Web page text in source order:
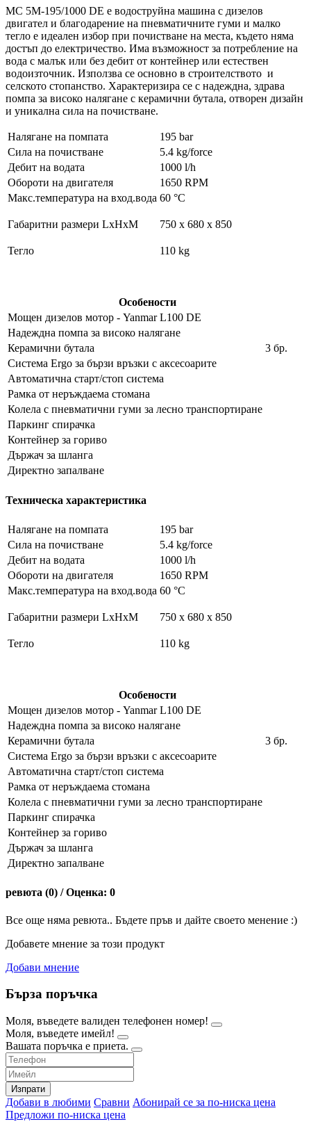
MC 5M-195/1000 DE e водоструйна машина с дизелов
двигател и благодарение на пневматичните гуми и малко
тегло е идеален избор при почистване на места, където няма
достъп до електричество. Има възможност за потребление на
вода с малък или без дебит от контейнер или естествен
водоизточник. Използва се основно в строителството и
селското стопанство. Характеризира се с надеждна, здрава
помпа за високо налягане с керамични бутала, отворен дизайн
и уникална сила на почистване.
Налягане на помпата
195 bar
Сила на почистване
5.4 kg/force
Дебит на водата
1000 l/h
Обороти на двигателя
1650 RPM
Макс.температура на вход.вода 60 °C
Габаритни размери LxHxM 750 x 680 x 850
Тегло 110 kg
Особености
Мощен дизелов мотор - Yanmar L100 DE
Надеждна помпа за високо налягане
Керамични бутала
3 бр.
Система Ergo за бързи връзки с аксесоарите
Автоматична старт/стоп система
Рамка от неръждаема стомана
Колела с пневматични гуми за лесно транспортиране
Паркинг спирачка
Контейнер за гориво
Държач за шланга
Директно запалване
Техническа характеристика
Налягане на помпата
195 bar
Сила на почистване
5.4 kg/force
Дебит на водата
1000 l/h
Обороти на двигателя
1650 RPM
Макс.температура на вход.вода 60 °C
Габаритни размери LxHxM 750 x 680 x 850
Тегло 110 kg
Особености
Мощен дизелов мотор - Yanmar L100 DE
Надеждна помпа за високо налягане
Керамични бутала
3 бр.
Система Ergo за бързи връзки с аксесоарите
Автоматична старт/стоп система
Рамка от неръждаема стомана
Колела с пневматични гуми за лесно транспортиране
Паркинг спирачка
Контейнер за гориво
Държач за шланга
Директно запалване
ревюта (0) / Оценка: 0
Все още няма ревюта.. Бъдете пръв и дайте своето менение :)
Добавете мнение за този продукт
Добави мнение
Бърза поръчка
Моля, въведете валиден телефонен номер!
Моля, въведете имейл!
Вашата поръчка е приета.
Изпрати
Добави в любими Сравни Абонирай се за по-ниска цена
Предложи по-ниска цена